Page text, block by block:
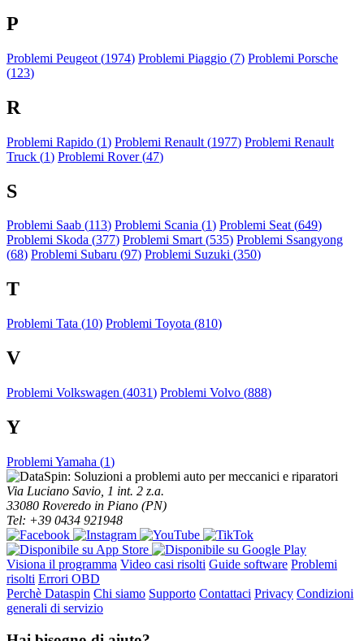
P
Problemi Peugeot (1974) Problemi Piaggio (7) Problemi Porsche
(123)
R
Problemi Rapido (1) Problemi Renault (1977) Problemi Renault
Truck (1) Problemi Rover (47)
S
Problemi Saab (113) Problemi Scania (1) Problemi Seat (649)
Problemi Skoda (377) Problemi Smart (535) Problemi Ssangyong
(68) Problemi Subaru (97) Problemi Suzuki (350)
T
Problemi Tata (10) Problemi Toyota (810)
V
Problemi Volkswagen (4031) Problemi Volvo (888)
Y
Problemi Yamaha (1)
Via Luciano Savio, 1 int. 2 z.a.
33080 Roveredo in Piano (PN)
Tel: +39 0434 921948
Visiona il programma Video casi risolti Guide software Problemi
risolti Errori OBD
Perchè Dataspin Chi siamo Supporto Contattaci Privacy Condizioni
generali di servizio